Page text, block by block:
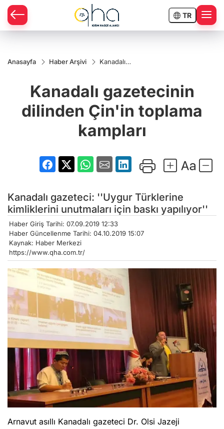
TR
Anasayfa Haber Arşivi
Kanadalı
toplama
kampları
Kanadalı gazetecinin
dilinden Çin'in toplama
kampları
Kanadalı gazeteci: ''Uygur Türklerine
kimliklerini unutmaları için baskı yapılıyor''
Haber Giriş Tarihi: 07.09.2019 12:33
Haber Güncellenme Tarihi: 04.10.2019 15:07
Kaynak: Haber Merkezi
https://www.qha.com.tr/
Arnavut asıllı Kanadalı gazeteci Dr. Olsi Jazeji